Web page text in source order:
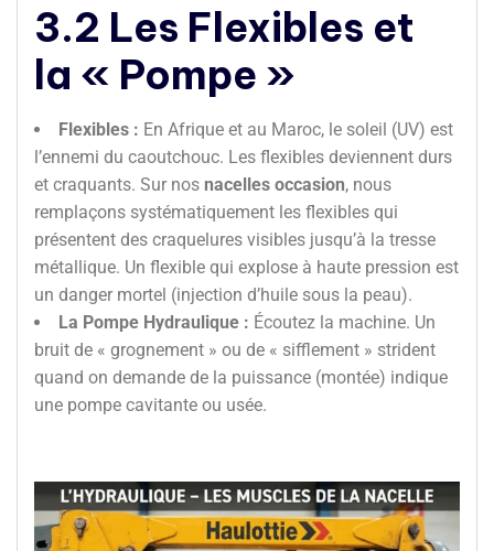
3.2 Les Flexibles et
la « Pompe »
Flexibles : En Afrique et au Maroc, le soleil (UV) est
l’ennemi du caoutchouc. Les flexibles deviennent durs
et craquants. Sur nos nacelles occasion, nous
remplaçons systématiquement les flexibles qui
présentent des craquelures visibles jusqu’à la tresse
métallique. Un flexible qui explose à haute pression est
un danger mortel (injection d’huile sous la peau).
La Pompe Hydraulique : Écoutez la machine. Un
bruit de « grognement » ou de « sifflement » strident
quand on demande de la puissance (montée) indique
une pompe cavitante ou usée.